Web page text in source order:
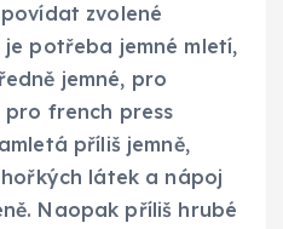
zvolené
je potřeba jemné mletí,
jemné, pro
french press
příliš jemně,
látek a nápoj
Naopak příliš hrubé